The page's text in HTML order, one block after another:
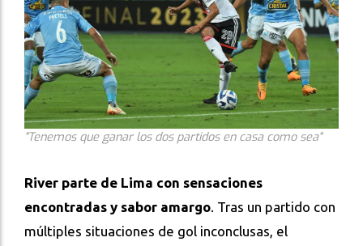
"Tenemos que ganar los dos partidos en casa como sea"
River parte de Lima con sensaciones
encontradas y sabor amargo . Tras un partido con
múltiples situaciones de gol inconclusas, el